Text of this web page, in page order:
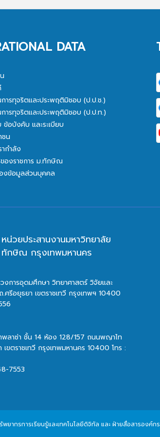
DATA
ารทุจริตและประพฤติมิชอบ (ป.ป.ช.)
ารทุจริตและประพฤติมิชอบ (ป.ป.ท.)
อบังคับ และระเบียบ
ชน
กำลัง
องราชการ ม.ทักษิณ
งข้อมูลส่วนบุคคล
หน่วยประสานงานมหาวิทยาลัย
ทักษิณ กรุงเทพมหานคร
งการอุดมศึกษา วิทยาศาสตร์ วิจัยและ
รีอยุธยา เขตราชเทวี กรุงเทพฯ 10400
พลาซ่า ชั้น 14 ห้อง 128/157 ถนนพญาไท
ขตราชเทวี กรุงเทพมหานคร 10400 โทร :
7553
ยากรการเรียนรู้และเทคโนโลยีดิจิทัล และ ฝ่ายสื่อสารองค์ก